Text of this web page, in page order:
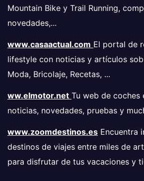
Mountain Bike y Trail Running,
novedades,...
www.casaactual.com El portal de
lifestyle con noticias y artículos
Moda, Bricolaje, Recetas, ...
ww.elmotor.net Tu web de coches
noticias, novedades, pruebas y
www.zoomdestinos.es Encuentra
destinos de viajes entre miles de
para disfrutar de tus vacaciones y